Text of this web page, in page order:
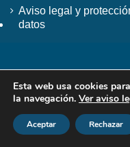
Aviso legal y
datos
Esta web usa cookies
la navegación. Ver aviso
Aceptar Rechazar